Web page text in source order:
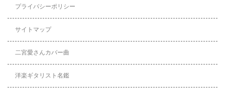
プライバシーポリシー
サイトマップ
二宮愛さんカバー曲
洋楽ギタリスト名鑑